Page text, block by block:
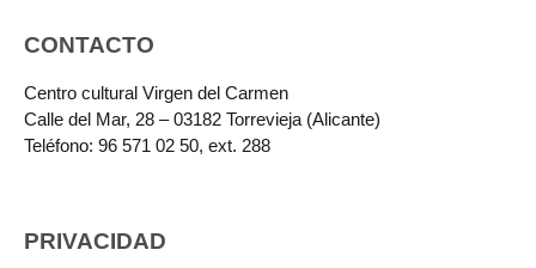
CONTACTO
Centro cultural Virgen del Carmen
Calle del Mar, 28 – 03182 Torrevieja (Alicante)
Teléfono: 96 571 02 50, ext. 288
PRIVACIDAD